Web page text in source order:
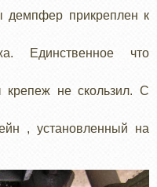
прикреплен к
Единственное что
крепеж не скользил. С
, установленный на